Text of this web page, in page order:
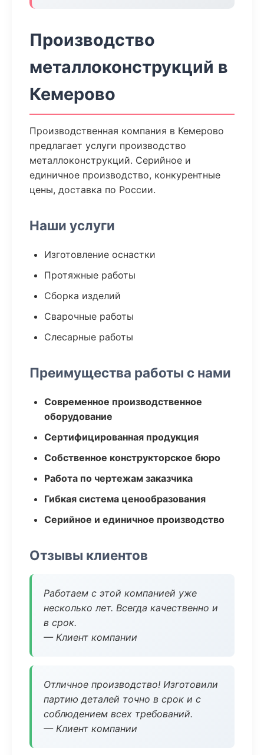
Производство
металлоконструкций в
Кемерово
Производственная компания в Кемерово
предлагает услуги производство
металлоконструкций. Серийное и
единичное производство, конкурентные
цены, доставка по России.
Наши услуги
Изготовление оснастки
Протяжные работы
Сборка изделий
Сварочные работы
Слесарные работы
Преимущества работы с нами
Современное производственное
оборудование
Сертифицированная продукция
Собственное конструкторское бюро
Работа по чертежам заказчика
Гибкая система ценообразования
Серийное и единичное производство
Отзывы клиентов
Работаем с этой компанией уже
несколько лет. Всегда качественно и
в срок.
— Клиент компании
Отличное производство! Изготовили
партию деталей точно в срок и с
соблюдением всех требований.
— Клиент компании